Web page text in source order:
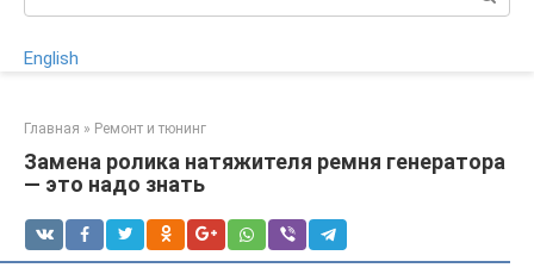
English
Главная » Ремонт и тюнинг
Замена ролика натяжителя ремня генератора
— это надо знать